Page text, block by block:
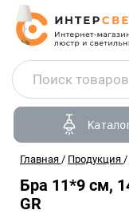
Главная / Продукция /
Бра 11*9 см,
GR